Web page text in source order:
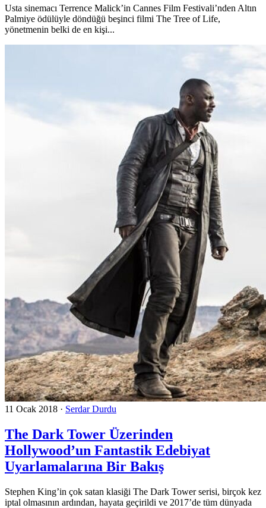
Usta sinemacı Terrence Malick’in Cannes Film Festivali’nden Altın
Palmiye ödülüyle döndüğü beşinci filmi The Tree of Life,
yönetmenin belki de en kişi...
11 Ocak 2018 · Serdar Durdu
The Dark Tower Üzerinden
Hollywood’un Fantastik Edebiyat
Uyarlamalarına Bir Bakış
Stephen King’in çok satan klasiği The Dark Tower serisi, birçok kez
iptal olmasının ardından, hayata geçirildi ve 2017’de tüm dünyada